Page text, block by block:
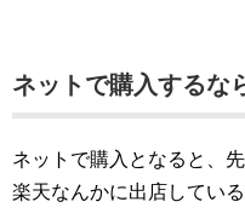
ネットで購入するな
ネットで購入となると、
楽天なんかに出店してい